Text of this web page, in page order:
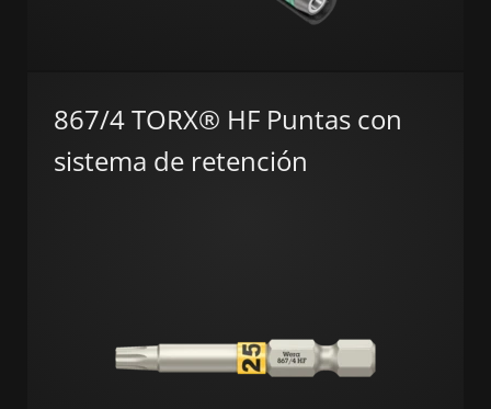
867/4 TORX® HF Puntas con
sistema de retención